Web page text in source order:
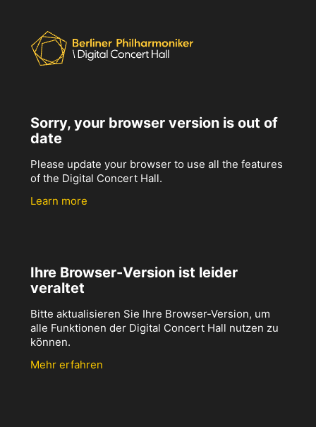
Sorry, your browser version is out of
date
Please update your browser to use all the features
of the Digital Concert Hall.
Learn more
Ihre Browser-Version ist leider
veraltet
Bitte aktualisieren Sie Ihre Browser-Version, um
alle Funktionen der Digital Concert Hall nutzen zu
können.
Mehr erfahren